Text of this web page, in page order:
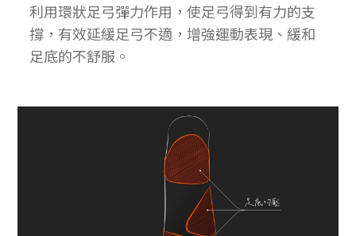
利用環狀足弓彈力作用，使足弓得到有力的支
撐，有效延緩足弓不適，增強運動表現、緩和
足底的不舒服。